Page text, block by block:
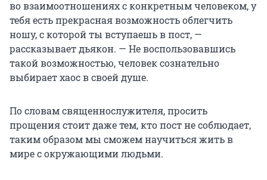
во взаимоотношениях с конкретным человеком, у
тебя есть прекрасная возможность облегчить
ношу, с которой ты вступаешь в пост, —
рассказывает дьякон. — Не воспользовавшись
такой возможностью, человек сознательно
выбирает хаос в своей душе.
По словам священнослужителя, просить
прощения стоит даже тем, кто пост не соблюдает,
таким образом мы сможем научиться жить в
мире с окружающими людьми.